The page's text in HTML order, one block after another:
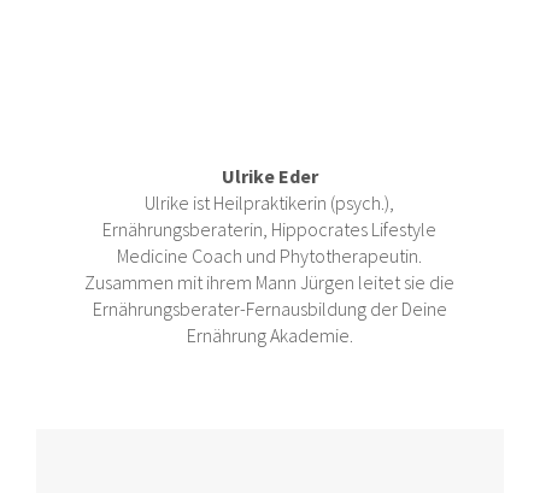
Ulrike Eder
Ulrike ist Heilpraktikerin (psych.),
Ernährungsberaterin, Hippocrates Lifestyle
Medicine Coach und Phytotherapeutin.
Zusammen mit ihrem Mann Jürgen leitet sie die
Ernährungsberater-Fernausbildung der Deine
Ernährung Akademie.